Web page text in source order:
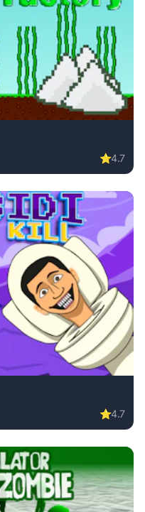
⭐4.7
action game, no
⭐4.7
action game, no